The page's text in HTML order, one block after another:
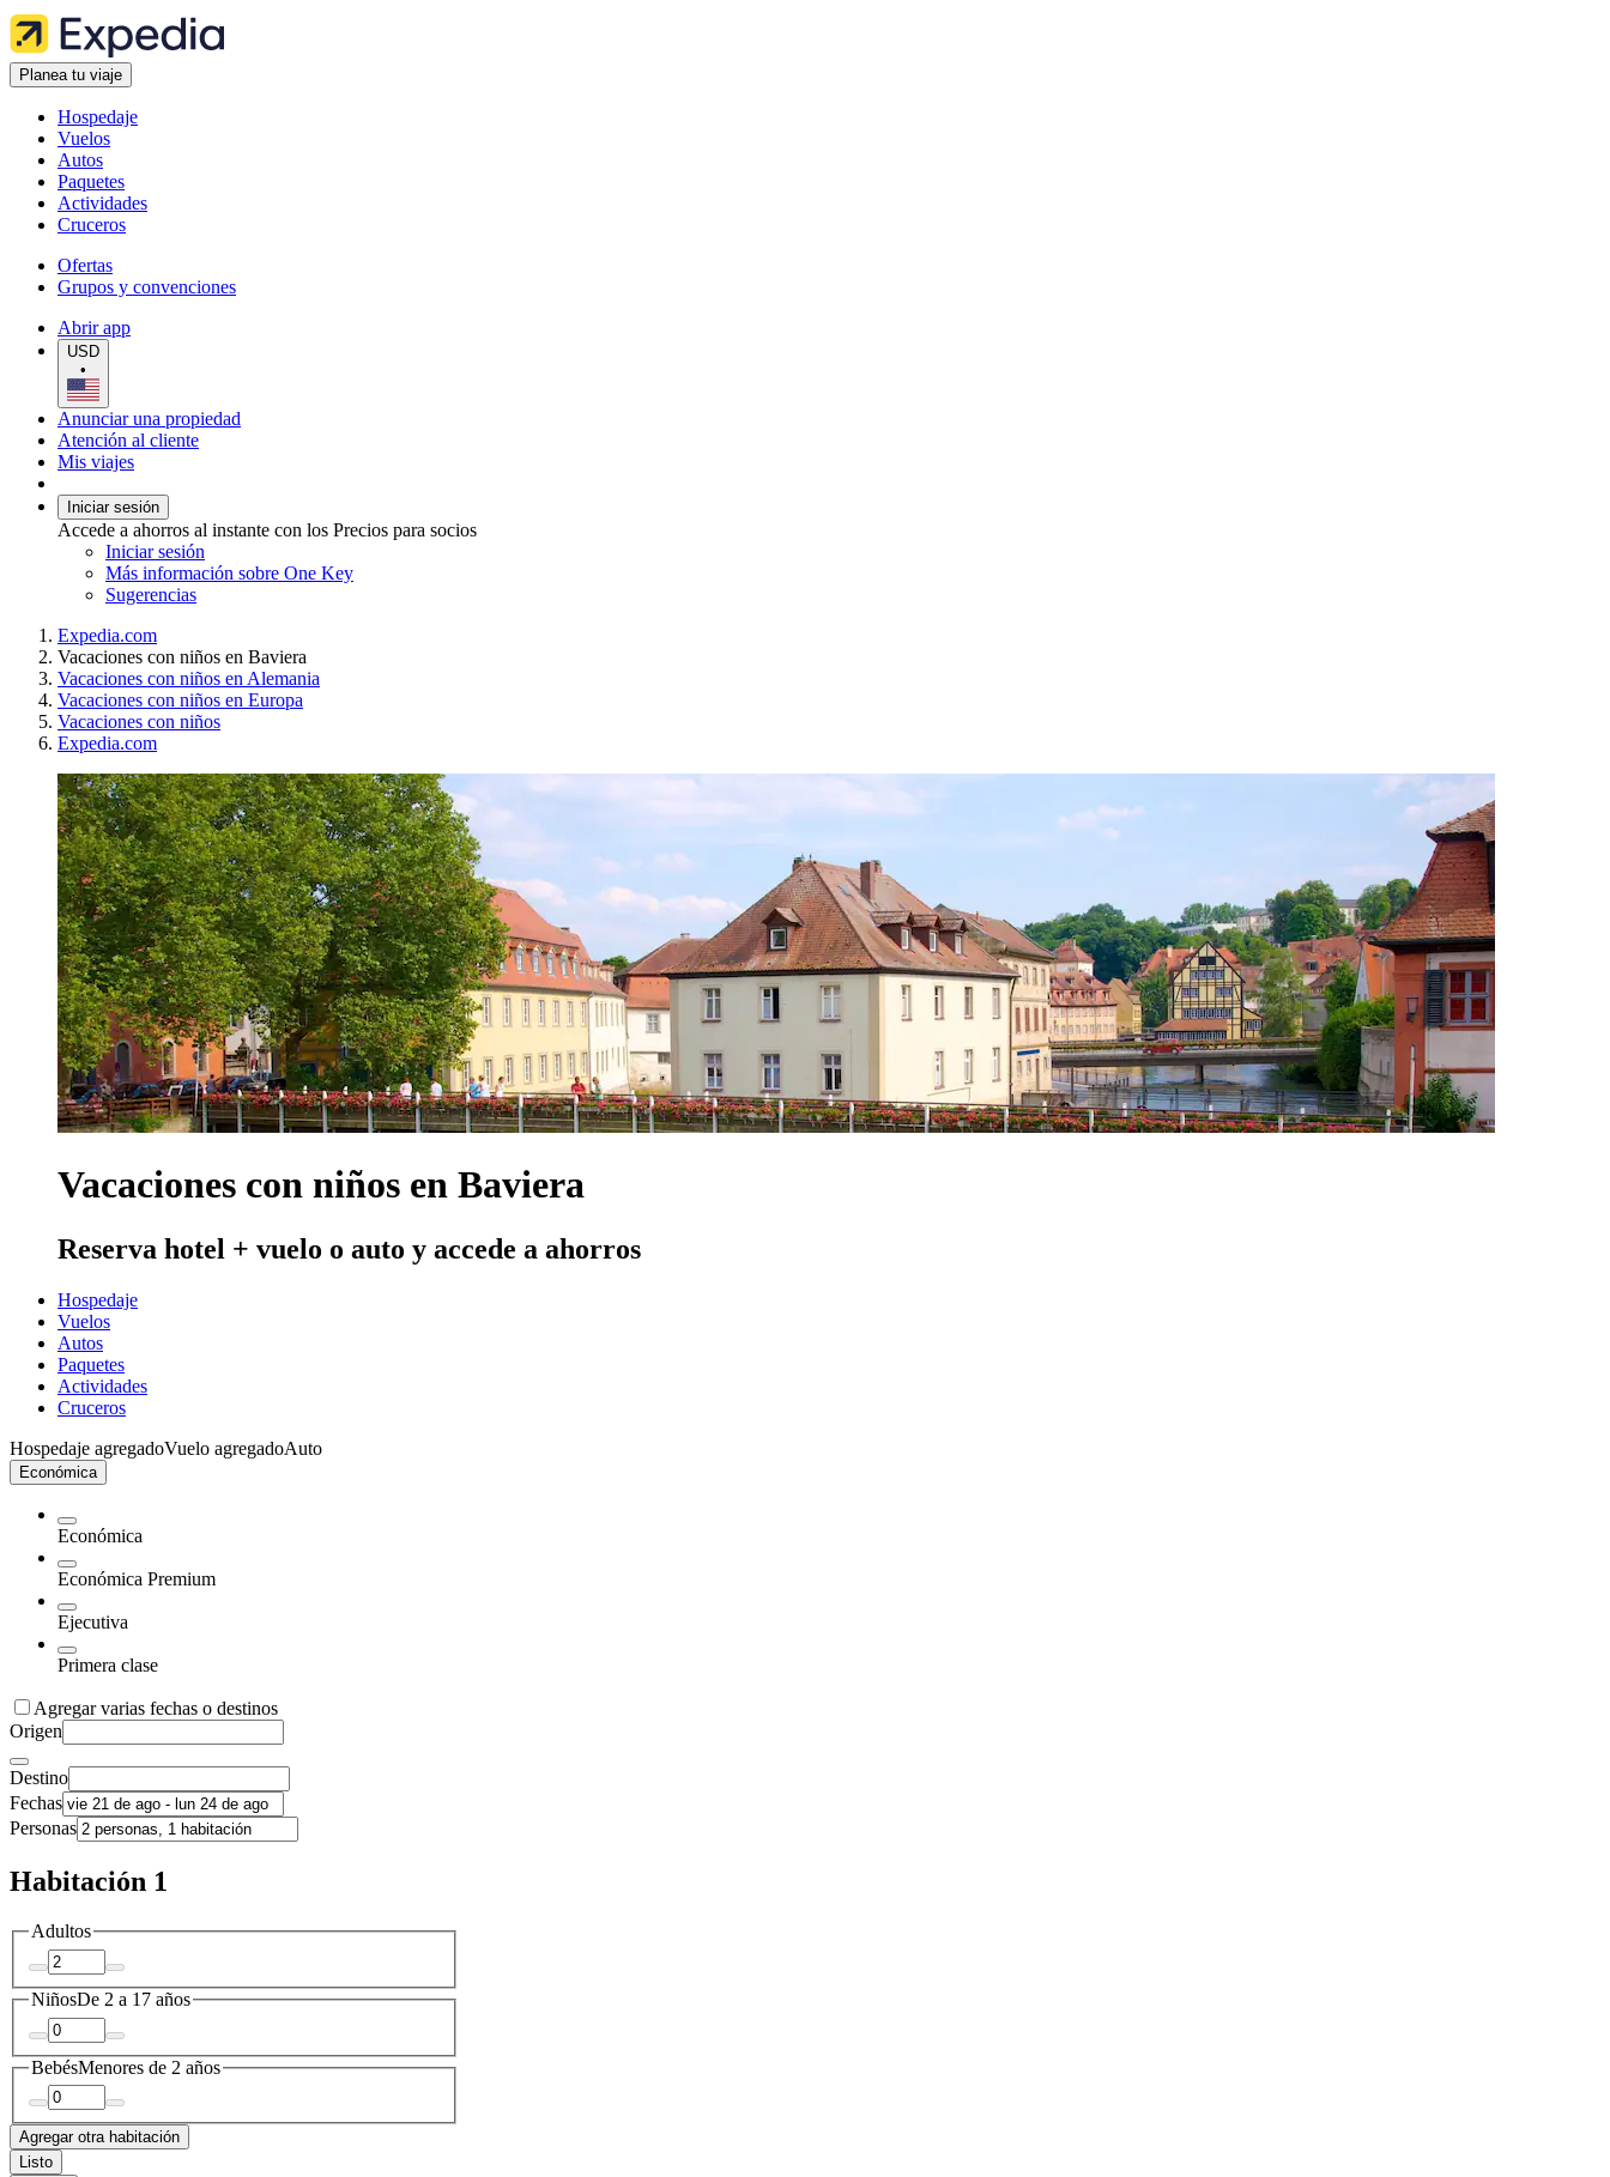
Planea tu viaje
Hospedaje
Vuelos
Autos
Paquetes
Actividades
Cruceros
Ofertas
Grupos y convenciones
Abrir app
USD
•
Anunciar una propiedad
Atención al cliente
Mis viajes
Iniciar sesión
Accede a ahorros al instante con los Precios para socios
Iniciar sesión
Más información sobre One Key
Sugerencias
Expedia.com
Vacaciones con niños en Baviera
Vacaciones con niños en Alemania
Vacaciones con niños en Europa
Vacaciones con niños
Expedia.com
Vacaciones con niños en Baviera
Reserva hotel + vuelo o auto y accede a ahorros
Hospedaje
Vuelos
Autos
Paquetes
Actividades
Cruceros
Hospedaje agregadoVuelo agregadoAuto
Económica
Económica
Económica Premium
Ejecutiva
Primera clase
Agregar varias fechas o destinos
Origen
Destino
Fechas
Personas
Habitación 1
Adultos
NiñosDe 2 a 17 años
BebésMenores de 2 años
Agregar otra habitación
Listo